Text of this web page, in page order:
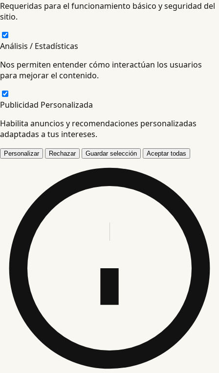
Requeridas para el funcionamiento básico y seguridad del
sitio.
Análisis / Estadísticas
Nos permiten entender cómo interactúan los usuarios
para mejorar el contenido.
Publicidad Personalizada
Habilita anuncios y recomendaciones personalizadas
adaptadas a tus intereses.
Personalizar Rechazar Guardar selección Aceptar todas